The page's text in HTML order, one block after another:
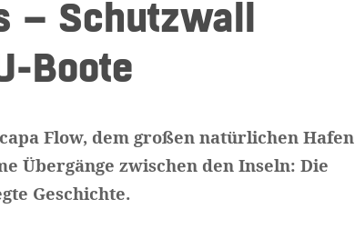
– Schutzwall
Boote
Flow, dem großen natürlichen Hafen
Übergänge zwischen den Inseln: Die
Geschichte.